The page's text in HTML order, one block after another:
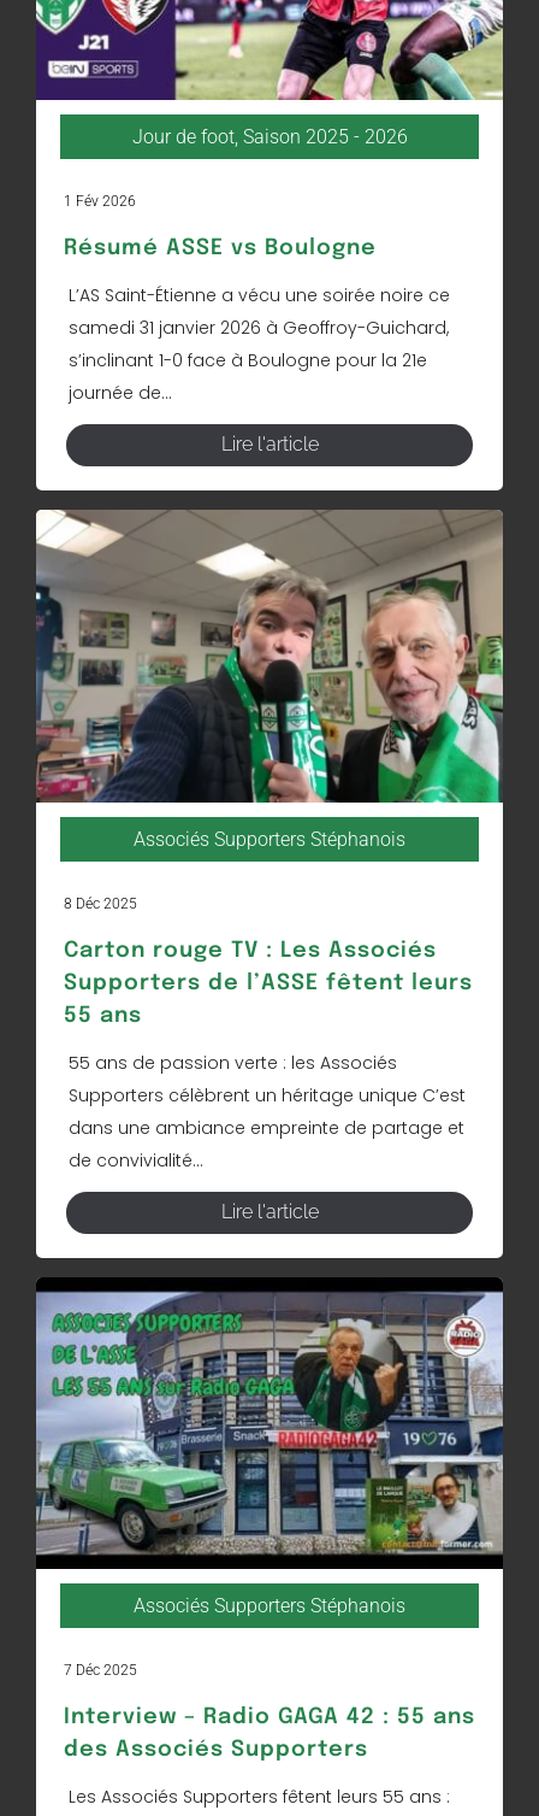
Jour de foot, Saison 2025 - 2026
1 Fév 2026
Résumé ASSE vs Boulogne
L’AS Saint-Étienne a vécu une soirée noire ce
samedi 31 janvier 2026 à Geoffroy-Guichard,
s’inclinant 1-0 face à Boulogne pour la 21e
journée de...
Lire l'article
Associés Supporters Stéphanois
8 Déc 2025
Carton rouge TV : Les Associés
Supporters de l’ASSE fêtent leurs
55 ans
55 ans de passion verte : les Associés
Supporters célèbrent un héritage unique C’est
dans une ambiance empreinte de partage et
de convivialité...
Lire l'article
Associés Supporters Stéphanois
7 Déc 2025
Interview – Radio GAGA 42 : 55 ans
des Associés Supporters
Les Associés Supporters fêtent leurs 55 ans :